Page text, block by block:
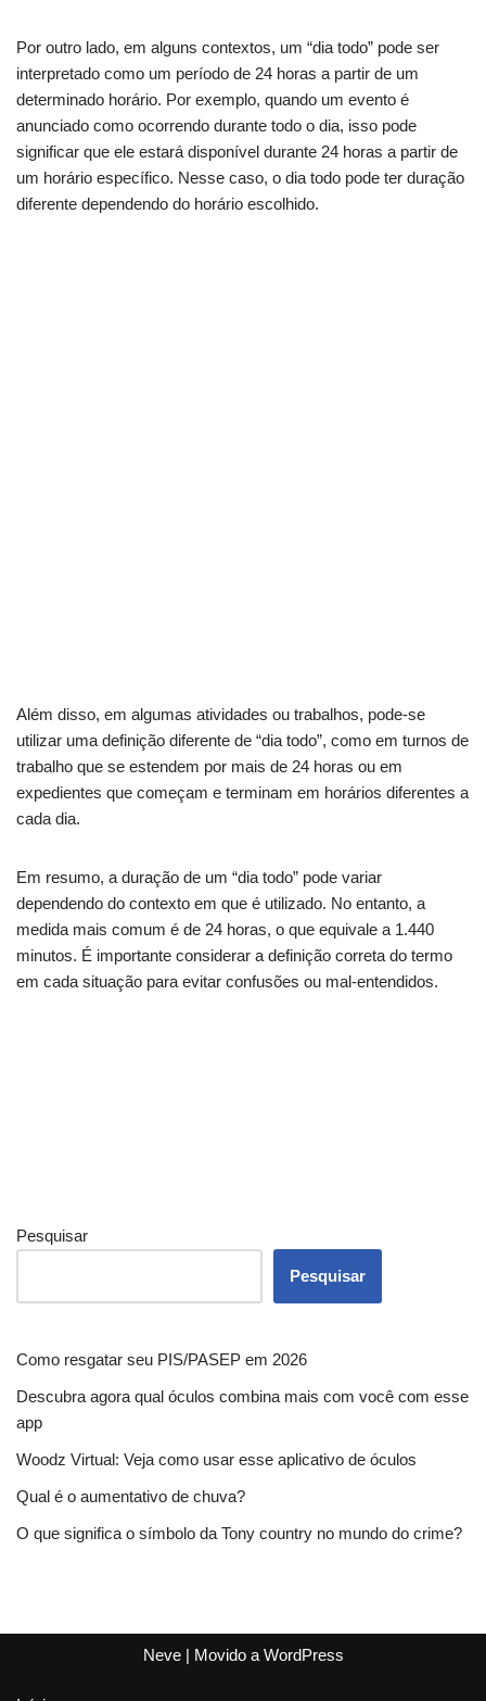
Por outro lado, em alguns contextos, um “dia todo” pode ser
interpretado como um período de 24 horas a partir de um
determinado horário. Por exemplo, quando um evento é
anunciado como ocorrendo durante todo o dia, isso pode
significar que ele estará disponível durante 24 horas a partir de
um horário específico. Nesse caso, o dia todo pode ter duração
diferente dependendo do horário escolhido.
Além disso, em algumas atividades ou trabalhos, pode-se
utilizar uma definição diferente de “dia todo”, como em turnos de
trabalho que se estendem por mais de 24 horas ou em
expedientes que começam e terminam em horários diferentes a
cada dia.
Em resumo, a duração de um “dia todo” pode variar
dependendo do contexto em que é utilizado. No entanto, a
medida mais comum é de 24 horas, o que equivale a 1.440
minutos. É importante considerar a definição correta do termo
em cada situação para evitar confusões ou mal-entendidos.
Pesquisar
Pesquisar
Como resgatar seu PIS/PASEP em 2026
Descubra agora qual óculos combina mais com você com esse
app
Woodz Virtual: Veja como usar esse aplicativo de óculos
Qual é o aumentativo de chuva?
O que significa o símbolo da Tony country no mundo do crime?
Neve| Movido a WordPress